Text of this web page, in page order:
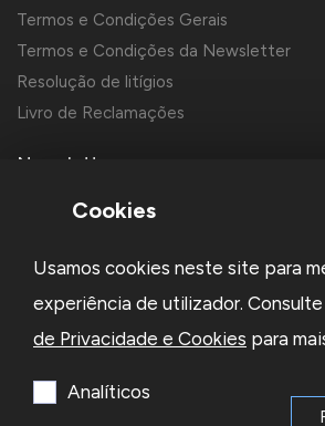
Termos e Condições Gerais
Termos e Condições da Newsletter
Resolução de litígios
Livro de Reclamações
Newsletter
Li e aceito aPolítica de Privacidadee
Cookies
Usamos cookies neste site para
experiência de utilizador. Consulte
de Privacidade e Cookies para
Analíticos